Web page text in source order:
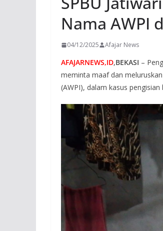
Nama AWPI
04/12/2025 Afajar News
AFAJARNEWS,ID,BEKASI –
meminta maaf dan
(AWPI), dalam kasus